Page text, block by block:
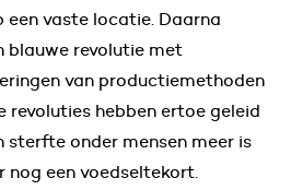
een vaste locatie. Daarna
blauwe revolutie met
van productiemethoden
revoluties hebben ertoe geleid
sterfte onder mensen meer is
nog een voedseltekort.